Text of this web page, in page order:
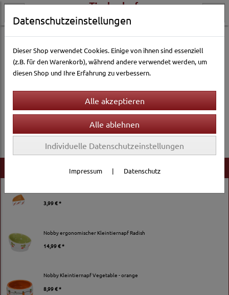
Neu im Shop
3,99 € *
Nobby ergonomischer Kleintiernapf Radish
14,99 € *
Nobby Kleintiernapf Vegetable - orange
8,99 € *
Vogelwelt Vogelfutter CeDe Eifutter
Es wurden leider keine Produkte gefunden.
Datenschutzeinstellungen
Dieser Shop verwendet Cookies. Einige von ihnen sind essenziell
(z.B. für den Warenkorb), während andere verwendet werden, um
diesen Shop und Ihre Erfahrung zu verbessern.
Individuelle Datenschutzeinstellungen
Impressum | Datenschutz